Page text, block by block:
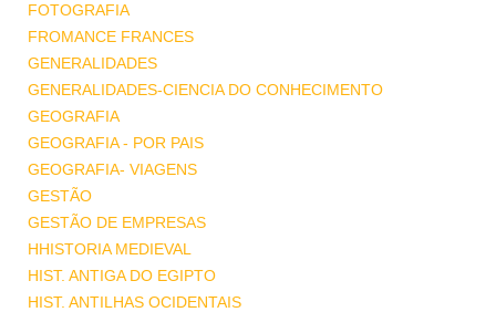
FOTOGRAFIA
FROMANCE FRANCES
GENERALIDADES
GENERALIDADES-CIENCIA DO CONHECIMENTO
GEOGRAFIA
GEOGRAFIA - POR PAIS
GEOGRAFIA- VIAGENS
GESTÃO
GESTÃO DE EMPRESAS
HHISTORIA MEDIEVAL
HIST. ANTIGA DO EGIPTO
HIST. ANTILHAS OCIDENTAIS